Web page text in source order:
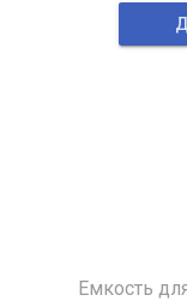
Емкость